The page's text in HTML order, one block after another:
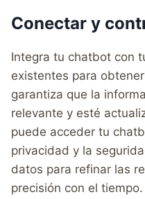
Conectar y
Integra tu chatbot con
existentes para
garantiza que la
relevante y esté
puede acceder tu
privacidad y la
datos para refinar las
precisión con el tiempo.